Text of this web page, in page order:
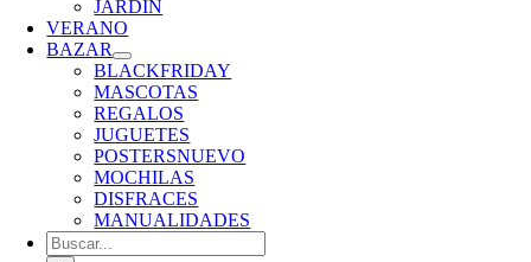
JARDÍN
VERANO
BAZAR
BLACKFRIDAY
MASCOTAS
REGALOS
JUGUETES
POSTERSNUEVO
MOCHILAS
DISFRACES
MANUALIDADES
Buscar: